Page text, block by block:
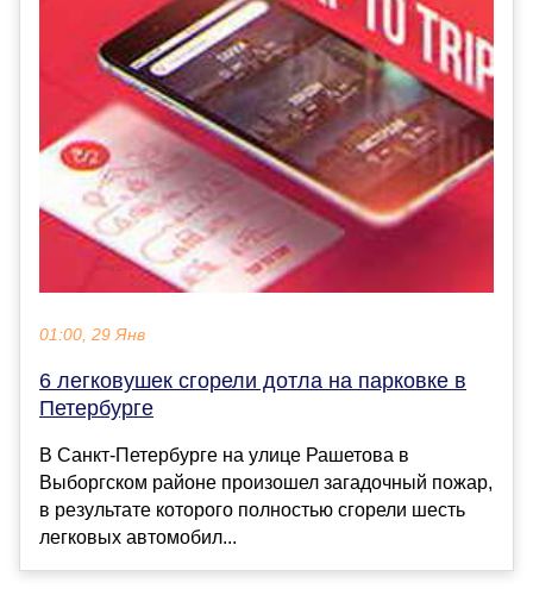
01:00, 29 Янв
6 легковушек сгорели дотла на парковке в
Петербурге
В Санкт-Петербурге на улице Рашетова в
Выборгском районе произошел загадочный пожар,
в результате которого полностью сгорели шесть
легковых автомобил...